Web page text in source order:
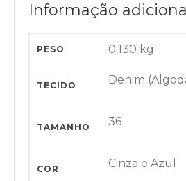
Informação
PESO 0.130 kg
TECIDO Denim
TAMANHO 36
COR Cinza e Azul